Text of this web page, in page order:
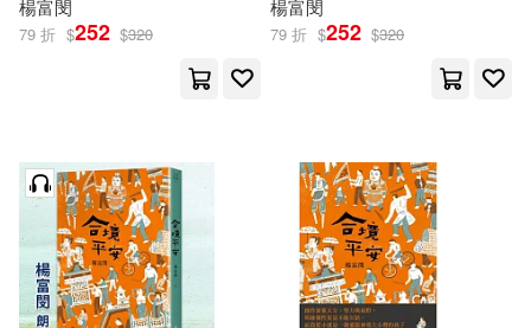
楊富閔
79 折 $252 $320
楊富閔
79 折 $252 $320